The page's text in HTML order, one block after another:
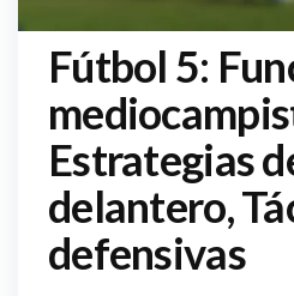
Fútbol 5:
Estrategias
delantero,
defensivas